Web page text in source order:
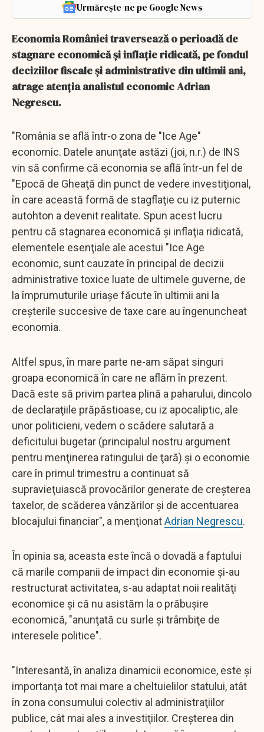
Urmărește-ne pe Google News
Economia României traversează o perioadă de
stagnare economică şi inflaţie ridicată, pe fondul
deciziilor fiscale şi administrative din ultimii ani,
atrage atenţia analistul economic Adrian
Negrescu.
"România se află într-o zona de "Ice Age"
economic. Datele anunţate astăzi (joi, n.r.) de INS
vin să confirme că economia se află într-un fel de
"Epocă de Gheaţă din punct de vedere investiţional,
în care această formă de stagflaţie cu iz puternic
autohton a devenit realitate. Spun acest lucru
pentru că stagnarea economică şi inflaţia ridicată,
elementele esenţiale ale acestui "Ice Age
economic, sunt cauzate în principal de decizii
administrative toxice luate de ultimele guverne, de
la împrumuturile uriaşe făcute în ultimii ani la
creşterile succesive de taxe care au îngenuncheat
economia.
Altfel spus, în mare parte ne-am săpat singuri
groapa economică în care ne aflăm în prezent.
Dacă este să privim partea plină a paharului, dincolo
de declaraţiile prăpăstioase, cu iz apocaliptic, ale
unor politicieni, vedem o scădere salutară a
deficitului bugetar (principalul nostru argument
pentru menţinerea ratingului de ţară) şi o economie
care în primul trimestru a continuat să
supravieţuiască provocărilor generate de creşterea
taxelor, de scăderea vânzărilor şi de accentuarea
blocajului financiar", a menţionatAdrian Negrescu.
În opinia sa, aceasta este încă o dovadă a faptului
că marile companii de impact din economie şi-au
restructurat activitatea, s-au adaptat noii realităţi
economice şi că nu asistăm la o prăbuşire
economică, "anunţată cu surle şi trâmbiţe de
interesele politice".
"Interesantă, în analiza dinamicii economice, este şi
importanţa tot mai mare a cheltuielilor statului, atât
în zona consumului colectiv al administraţiilor
publice, cât mai ales a investiţiilor. Creşterea din